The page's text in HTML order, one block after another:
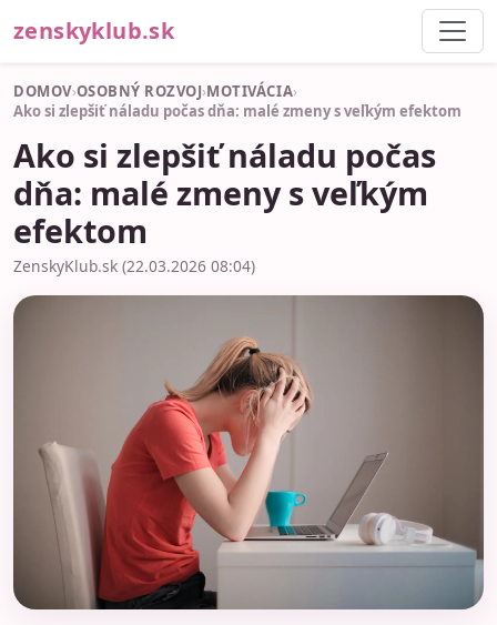
zenskyklub.sk
DOMOV›OSOBNÝ ROZVOJ›MOTIVÁCIA›
Ako si zlepšiť náladu počas dňa: malé zmeny s veľkým efektom
Ako si zlepšiť náladu počas
dňa: malé zmeny s veľkým
efektom
ZenskyKlub.sk (22.03.2026 08:04)